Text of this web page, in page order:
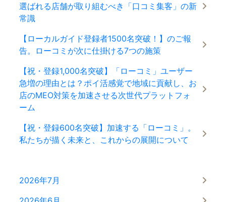
選ばれる店舗が取り組むべき「口コミ集客」の新
常識
【ローカルガイド登録者1500名突破！】のご報
告。ローコミが次に仕掛ける7つの施策
【祝・登録1,000名突破】「ローコミ」ユーザー
急増の理由とは？ポイ活感覚で地域に貢献し、お
店のMEO対策を加速させる次世代プラットフォ
ーム
【祝・登録600名突破】加速する「ローコミ」。
私たちが描く未来と、これからの展開について
2026年7月